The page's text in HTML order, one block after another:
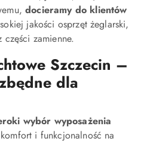
docieramy do klientów
jakości osprzęt żeglarski,
części zamienne.
Szczecin –
dla
wybór wyposażenia
i funkcjonalność na